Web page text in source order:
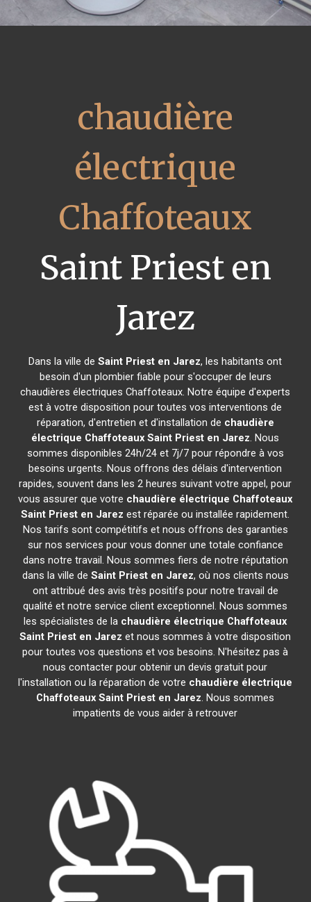
chaudière
électrique
Chaffoteaux
Saint Priest en
Jarez
Dans la ville deSaint Priest en Jarez, les habitants ont
besoin d'un plombier fiable pour s'occuper de leurs
chaudières électriques Chaffoteaux. Notre équipe d'experts
est à votre disposition pour toutes vos interventions de
réparation, d'entretien et d'installation de chaudière
électrique Chaffoteaux Saint Priest en Jarez. Nous
sommes disponibles 24h/24 et 7j/7 pour répondre à vos
besoins urgents. Nous offrons des délais d'intervention
rapides, souvent dans les 2 heures suivant votre appel, pour
vous assurer que votre chaudière électrique Chaffoteaux
Saint Priest en Jarez est réparée ou installée rapidement.
Nos tarifs sont compétitifs et nous offrons des garanties
sur nos services pour vous donner une totale confiance
dans notre travail. Nous sommes fiers de notre réputation
dans la ville de Saint Priest en Jarez, où nos clients nous
ont attribué des avis très positifs pour notre travail de
qualité et notre service client exceptionnel. Nous sommes
les spécialistes de la chaudière électrique Chaffoteaux
Saint Priest en Jarez et nous sommes à votre disposition
pour toutes vos questions et vos besoins. N'hésitez pas à
nous contacter pour obtenir un devis gratuit pour
l'installation ou la réparation de votre chaudière électrique
Chaffoteaux Saint Priest en Jarez. Nous sommes
impatients de vous aider à retrouver